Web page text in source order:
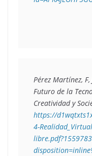
Pérez Martínez,
Futuro de la
https://
4-